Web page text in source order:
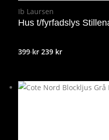
Ib Laursen
Hus t/fyrfadslys
399krDet
var:
239 krDet
är: